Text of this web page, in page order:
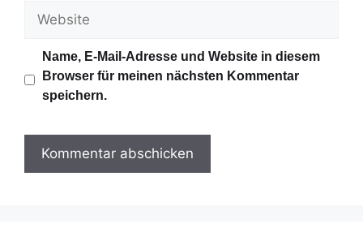
-
r
s
i
Name, E-Mail-Adresse und Website in diesem
Browser für meinen nächsten Kommentar
speichern.